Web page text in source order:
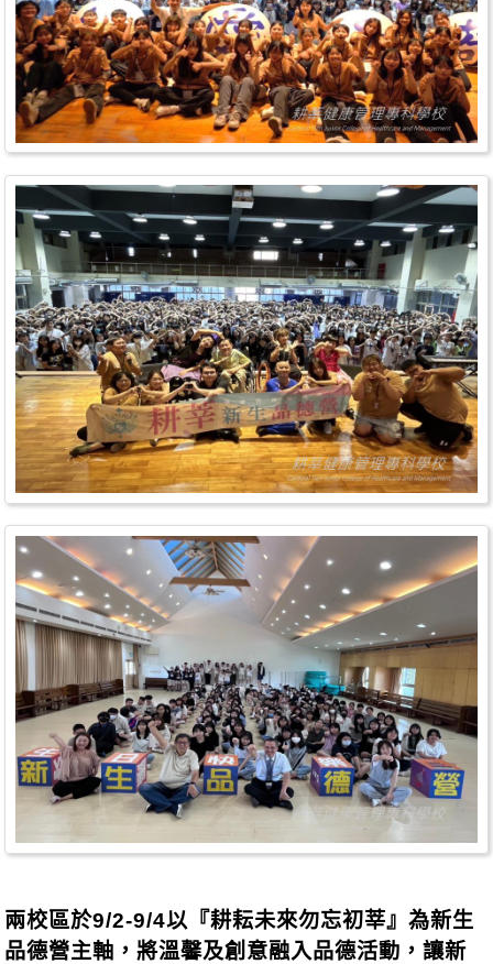
兩校區於9/2-9/4以『耕耘未來勿忘初莘』為新生
品德營主軸，將溫馨及創意融入品德活動，讓新